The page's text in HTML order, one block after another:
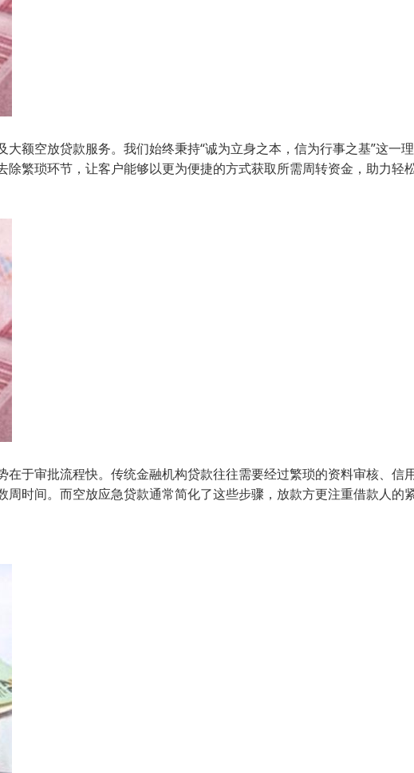
额空放贷款服务。我们始终秉持“诚为立身之本，信为行事之基”这一
繁琐环节，让客户能够以更为便捷的方式获取所需周转资金，助力轻
于审批流程快。传统金融机构贷款往往需要经过繁琐的资料审核、信
时间。而空放应急贷款通常简化了这些步骤，放款方更注重借款人的